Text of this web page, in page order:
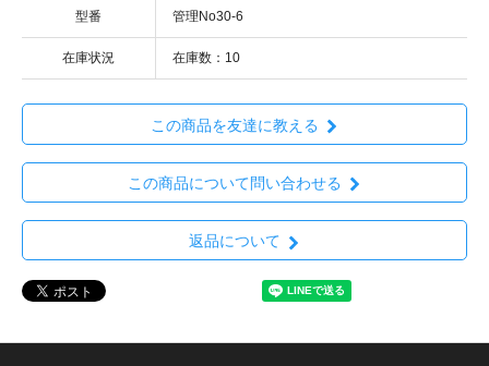
型番 管理No30-6
在庫状況 在庫数：10
この商品を友達に教える
この商品について問い合わせる
返品について